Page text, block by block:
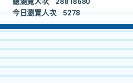
總瀏覽人次
28818680
今日瀏覽人次
5278